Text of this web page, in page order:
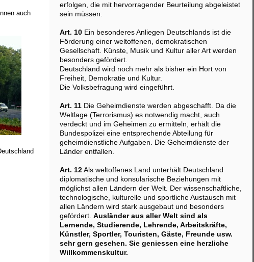
auch
erfolgen, die mit hervorragender Beurteilung abgeleistet
sein müssen.
Art. 10 Ein besonderes Anliegen Deutschlands ist die
Förderung einer weltoffenen, demokratischen
Gesellschaft. Künste, Musik und Kultur aller Art werden
besonders gefördert.
Deutschland wird noch mehr als bisher ein Hort von
Freiheit, Demokratie und Kultur.
Die Volksbefragung wird eingeführt.
Art. 11 Die Geheimdienste werden abgeschafft. Da die
Weltlage (Terrorismus) es notwendig macht, auch
verdeckt und im Geheimen zu ermitteln, erhält die
Bundespolizei eine entsprechende Abteilung für
geheimdienstliche Aufgaben. Die Geheimdienste der
Länder entfallen.
Art. 12Als weltoffenes Land unterhält Deutschland
diplomatische und konsularische Beziehungen mit
möglichst allen Ländern der Welt. Der wissenschaftliche,
technologische, kulturelle und sportliche Austausch mit
allen Ländern wird stark ausgebaut und besonders
gefördert. Ausländer aus aller Welt sind als
Lernende, Studierende, Lehrende, Arbeitskräfte,
Künstler, Sportler, Touristen, Gäste, Freunde usw.
sehr gern gesehen. Sie geniessen eine herzliche
Willkommenskultur.